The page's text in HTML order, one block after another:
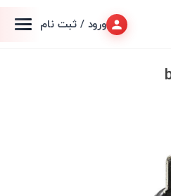
ورود / ثبت نام